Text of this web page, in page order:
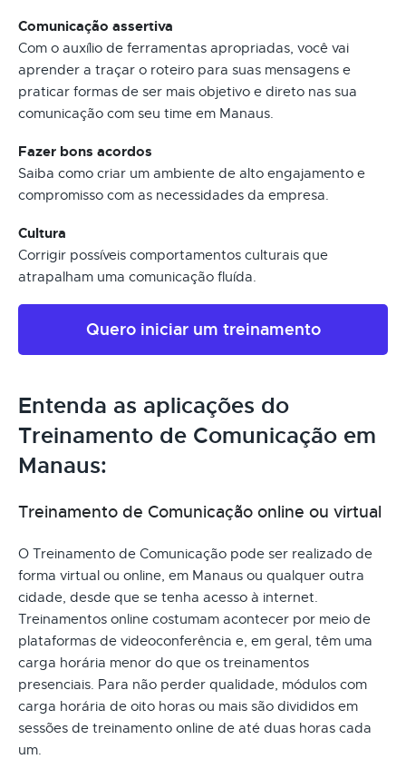
Comunicação assertiva
Com o auxílio de ferramentas apropriadas, você vai
aprender a traçar o roteiro para suas mensagens e
praticar formas de ser mais objetivo e direto nas sua
comunicação com seu time em Manaus.
Fazer bons acordos
Saiba como criar um ambiente de alto engajamento e
compromisso com as necessidades da empresa.
Cultura
Corrigir possíveis comportamentos culturais que
atrapalham uma comunicação fluída.
Quero iniciar um treinamento
Entenda as aplicações do
Treinamento de Comunicação em
Manaus:
Treinamento de Comunicação online ou virtual
O Treinamento de Comunicação pode ser realizado de
forma virtual ou online, em Manaus ou qualquer outra
cidade, desde que se tenha acesso à internet.
Treinamentos online costumam acontecer por meio de
plataformas de videoconferência e, em geral, têm uma
carga horária menor do que os treinamentos
presenciais. Para não perder qualidade, módulos com
carga horária de oito horas ou mais são divididos em
sessões de treinamento online de até duas horas cada
um.